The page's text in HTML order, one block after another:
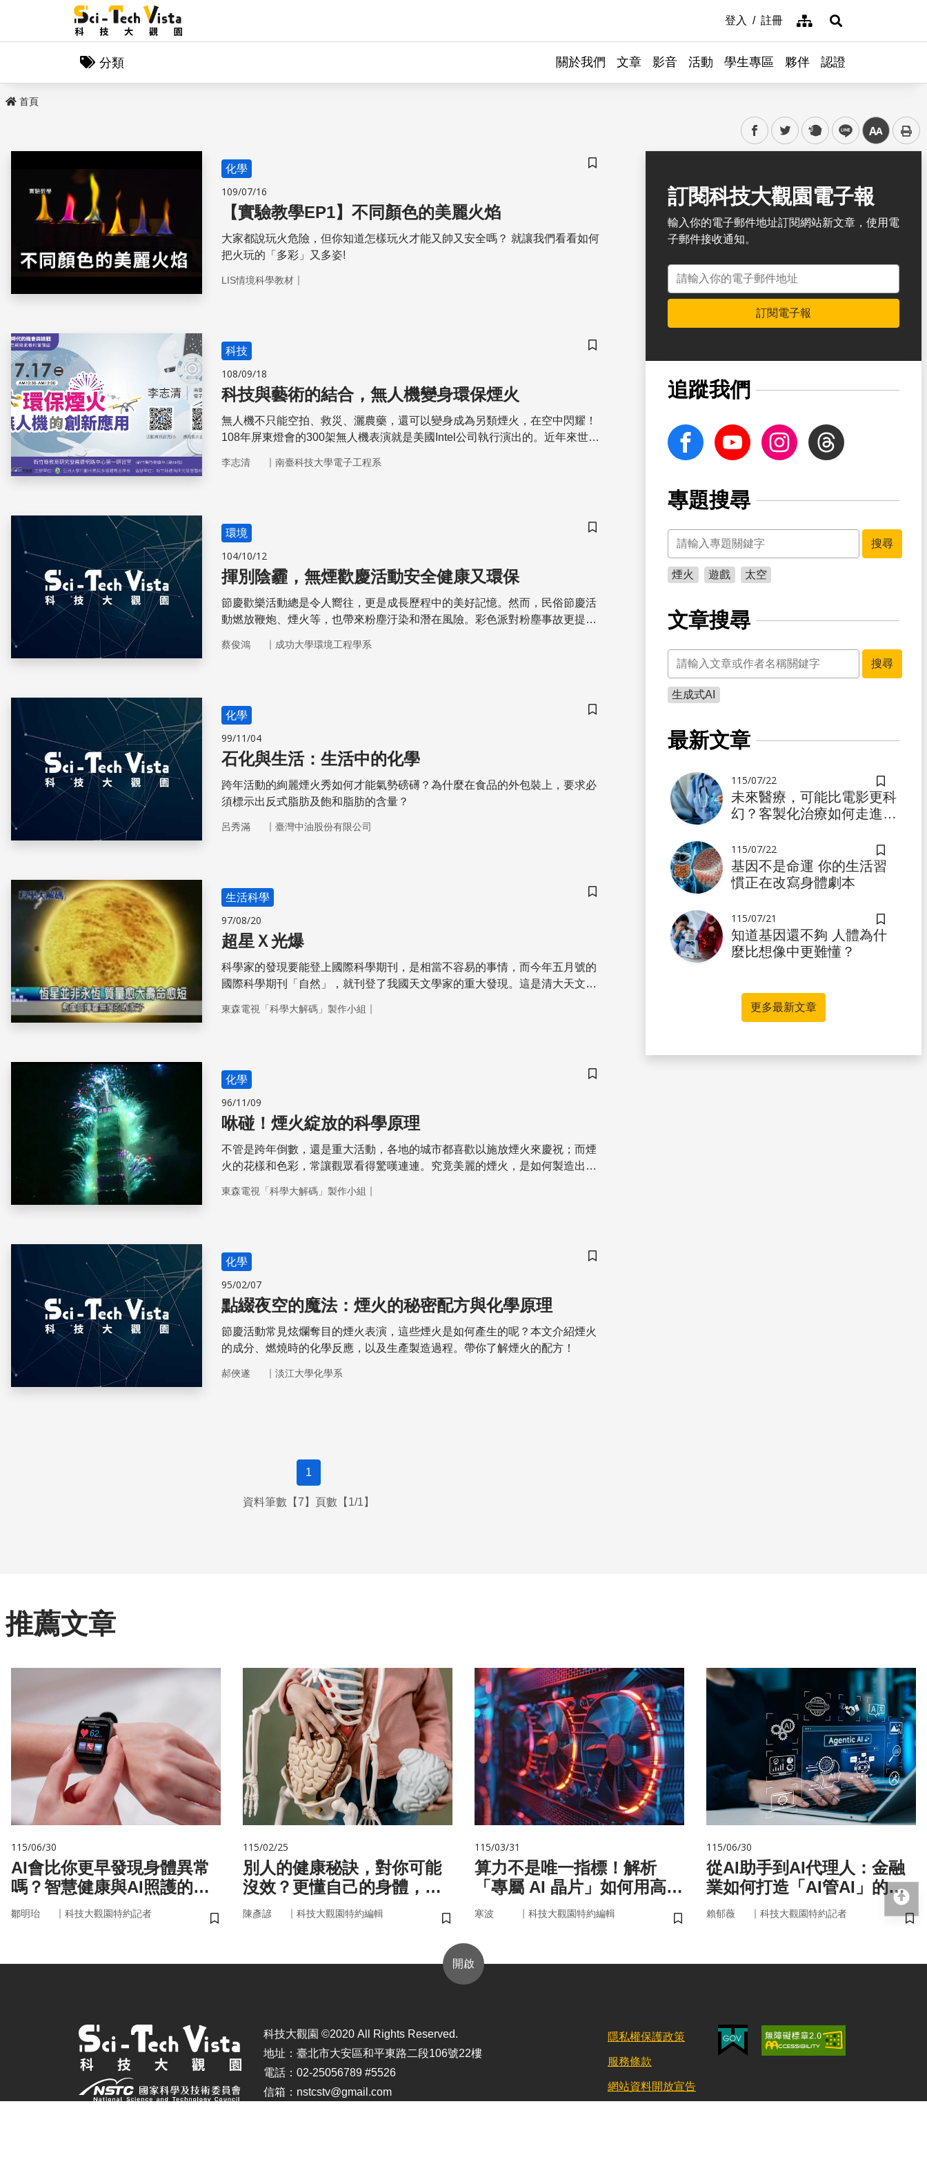
登入 註冊 網站導覽展開搜尋
分類 關於我們 文章 影音 活動 學生專區 夥伴 認證
首頁
facebooktwitter plurk line 中
儲存書籤
化學
109/07/16
【實驗教學EP1】不同顏色的美麗火焰
大家都說玩火危險，但你知道怎樣玩火才能又帥又安全嗎？ 就讓我們看看如何
把火玩的「多彩」又多姿!
LIS情境科學教材｜
儲存書籤
科技
108/09/18
科技與藝術的結合，無人機變身環保煙火
無人機不只能空拍、救災、灑農藥，還可以變身成為另類煙火，在空中閃耀！
108年屏東燈會的300架無人機表演就是美國Intel公司執行演出的。近年來世界
用，更多科技藝術人的投入，可以創造出更多令人驚豔的回憶。
李志清 ｜ 南臺科技大學電子工程系
儲存書籤
環境
104/10/12
揮別陰霾，無煙歡慶活動安全健康又環保
節慶歡樂活動總是令人嚮往，更是成長歷程中的美好記憶。然而，民俗節慶活
動燃放鞭炮、煙火等，也帶來粉塵汙染和潛在風險。彩色派對粉塵事故更提醒
至以更環保安全的方式歡度節慶。
蔡俊鴻 ｜ 成功大學環境工程學系
儲存書籤
化學
99/11/04
石化與生活：生活中的化學
跨年活動的絢麗煙火秀如何才能氣勢磅礡？為什麼在食品的外包裝上，要求必
須標示出反式脂肪及飽和脂肪的含量？
呂秀滿 ｜ 臺灣中油股份有限公司
儲存書籤
生活科學
97/08/20
超星Ｘ光爆
科學家的發現要能登上國際科學期刊，是相當不容易的事情，而今年五月號的
國際科學期刊「自然」，就刊登了我國天文學家的重大發現。這是清大天文系
是什麼，為什麼那麼受到天文學家的重視呢，今天的科學大解碼就要帶您飛上
東森電視「科學大解碼」製作小組 ｜
儲存書籤
化學
96/11/09
咻碰！煙火綻放的科學原理
不管是跨年倒數，還是重大活動，各地的城市都喜歡以施放煙火來慶祝；而煙
火的花樣和色彩，常讓觀眾看得驚嘆連連。究竟美麗的煙火，是如何製造出來
東森電視「科學大解碼」製作小組 ｜
儲存書籤
化學
95/02/07
點綴夜空的魔法：煙火的秘密配方與化學原理
節慶活動常見炫爛奪目的煙火表演，這些煙火是如何產生的呢？本文介紹煙火
的成分、燃燒時的化學反應，以及生產製造過程。帶你了解煙火的配方！
郝俠遂 ｜ 淡江大學化學系
1
資料筆數【7】頁數【1/1】
訂閱科技大觀園電子報
輸入你的電子郵件地址訂閱網站新文章，使用電
子郵件接收通知。
電子郵件地址
訂閱電子報
追蹤我們
facebook Youtube InstagramThreads
專題搜尋
關鍵字
搜尋
煙火 遊戲 太空
文章搜尋
關鍵字
搜尋
生成式AI
最新文章
儲存書籤
115/07/22
未來醫療，可能比電影更科
幻？客製化治療如何走進真
儲存書籤
115/07/22
基因不是命運 你的生活習
慣正在改寫身體劇本
儲存書籤
115/07/21
知道基因還不夠 人體為什
麼比想像中更難懂？
更多最新文章
推薦文章
115/06/30
AI會比你更早發現身體異常
嗎？智慧健康與AI照護的未
來
鄒明珆 ｜ 科技大觀園特約記者
儲存書籤
115/02/25
別人的健康秘訣，對你可能
沒效？更懂自己的身體，才
更能「精準健康」！
陳彥諺 ｜ 科技大觀園特約編輯
儲存書籤
115/03/31
算力不是唯一指標！解析
「專屬 AI 晶片」如何用高效
率驅動未來
寒波 ｜ 科技大觀園特約編輯
儲存書籤
115/06/30
從AI助手到AI代理人：金融
業如何打造「AI管AI」的新
治理模式？
賴郁薇 ｜ 科技大觀園特約記者
儲
開啟
科技大觀園 ©2020 All Rights Reserved.
地址：臺北市大安區和平東路二段106號22樓
電話：02-25056789 #5526
信箱：nstcstv@gmail.com
隱私權保護政策
服務條款
網站資料開放宣告
回